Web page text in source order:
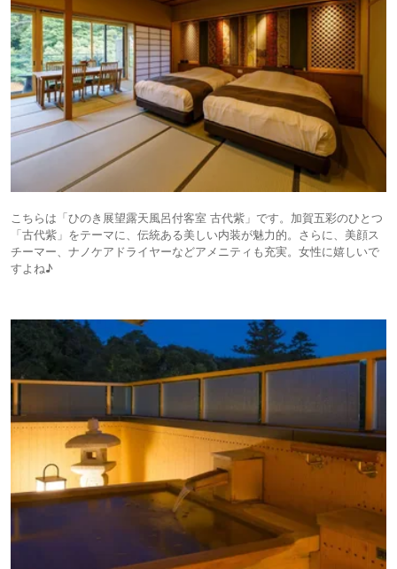
こちらは「ひのき展望露天風呂付客室 古代紫」です。加賀五彩のひとつ
「古代紫」をテーマに、伝統ある美しい内装が魅力的。さらに、美顔ス
チーマー、ナノケアドライヤーなどアメニティも充実。女性に嬉しいで
すよね♪